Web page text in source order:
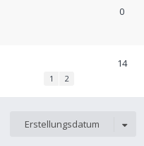
0
1 2
14
Erstellungsdatum